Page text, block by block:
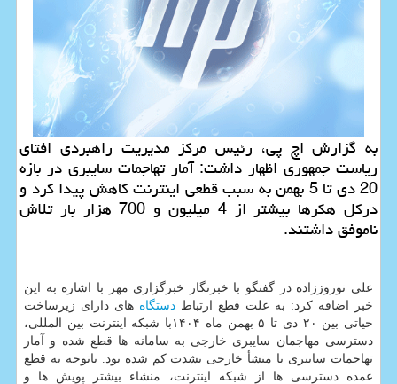
به گزارش اچ پی، رئیس مرکز مدیریت راهبردی افتای
ریاست جمهوری اظهار داشت: آمار تهاجمات سایبری در بازه
20 دی تا 5 بهمن به سبب قطعی اینترنت کاهش پیدا کرد و
درکل هکرها بیشتر از 4 میلیون و 700 هزار بار تلاش
ناموفق داشتند.
علی نوروززاده در گفتگو با خبرنگار خبرگزاری مهر با اشاره به این
خبر اضافه کرد: به علت قطع ارتباط دستگاه های دارای زیرساخت
حیاتی بین ۲۰ دی تا ۵ بهمن ماه ۱۴۰۴با شبکه اینترنت بین المللی،
دسترسی مهاجمان سایبری خارجی به سامانه ها قطع شده و آمار
تهاجمات سایبری با منشأ خارجی بشدت کم شده بود. باتوجه به قطع
عمده دسترسی ها از شبکه اینترنت، منشاء بیشتر پویش ها و